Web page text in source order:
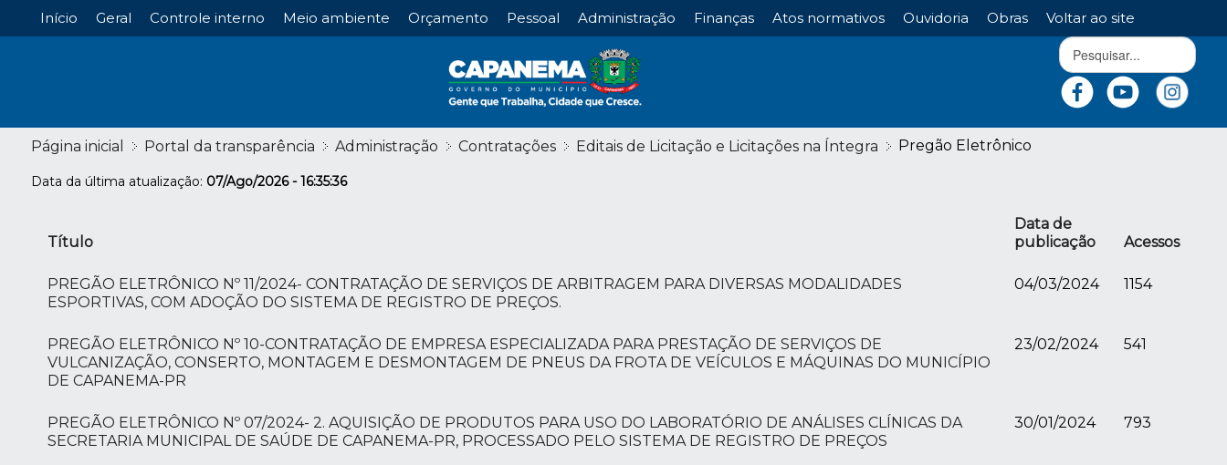
Início Geral Controle interno Meio ambiente Orçamento Pessoal Administração Finanças Atos normativos Ouvidoria Obras Voltar ao site
Página inicial Portal da transparência Administração Contratações Editais de Licitação e Licitações na Íntegra Pregão Eletrônico
Data da última atualização: 07/Ago/2026 - 16:35:36
Título
Data de
publicação
Acessos
PREGÃO ELETRÔNICO Nº 11/2024- CONTRATAÇÃO DE SERVIÇOS DE ARBITRAGEM PARA DIVERSAS MODALIDADES
ESPORTIVAS, COM ADOÇÃO DO SISTEMA DE REGISTRO DE PREÇOS.
04/03/2024 1154
PREGÃO ELETRÔNICO Nº 10-CONTRATAÇÃO DE EMPRESA ESPECIALIZADA PARA PRESTAÇÃO DE SERVIÇOS DE
VULCANIZAÇÃO, CONSERTO, MONTAGEM E DESMONTAGEM DE PNEUS DA FROTA DE VEÍCULOS E MÁQUINAS DO MUNICÍPIO
DE CAPANEMA-PR
23/02/2024 541
PREGÃO ELETRÔNICO Nº 07/2024- 2. AQUISIÇÃO DE PRODUTOS PARA USO DO LABORATÓRIO DE ANÁLISES CLÍNICAS DA
SECRETARIA MUNICIPAL DE SAÚDE DE CAPANEMA-PR, PROCESSADO PELO SISTEMA DE REGISTRO DE PREÇOS
30/01/2024 793